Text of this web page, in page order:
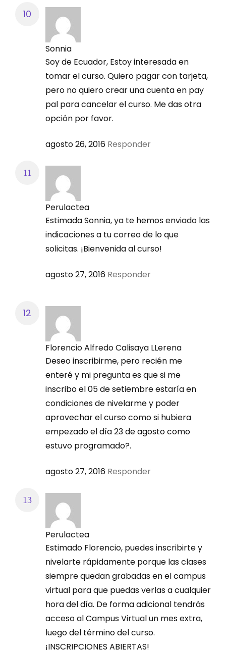
Sonnia
Soy de Ecuador, Estoy interesada en
tomar el curso. Quiero pagar con tarjeta,
pero no quiero crear una cuenta en pay
pal para cancelar el curso. Me das otra
opción por favor.
agosto 26, 2016 Responder
Perulactea
Estimada Sonnia, ya te hemos enviado las
indicaciones a tu correo de lo que
solicitas. ¡Bienvenida al curso!
agosto 27, 2016 Responder
Florencio Alfredo Calisaya LLerena
Deseo inscribirme, pero recién me
enteré y mi pregunta es que si me
inscribo el 05 de setiembre estaría en
condiciones de nivelarme y poder
aprovechar el curso como si hubiera
empezado el día 23 de agosto como
estuvo programado?.
agosto 27, 2016 Responder
Perulactea
Estimado Florencio, puedes inscribirte y
nivelarte rápidamente porque las clases
siempre quedan grabadas en el campus
virtual para que puedas verlas a cualquier
hora del día. De forma adicional tendrás
acceso al Campus Virtual un mes extra,
luego del término del curso.
¡INSCRIPCIONES ABIERTAS!